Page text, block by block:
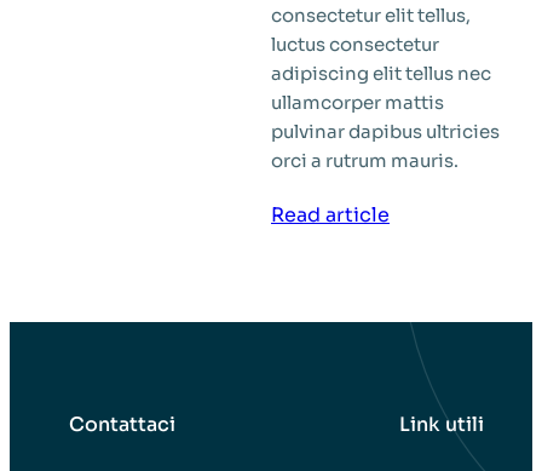
consectetur elit tellus,
luctus consectetur
adipiscing elit tellus nec
ullamcorper mattis
pulvinar dapibus ultricies
orci a rutrum mauris.
Read article
nulla
glavrida
amet
Contattaci
Link utili